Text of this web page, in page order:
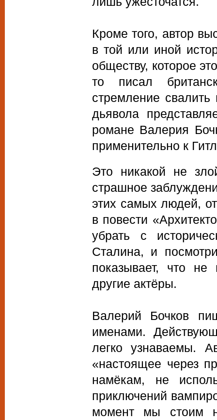
Кроме того, автор
в той или иной
обществу, которое
то писал
стремление
дьявола
романе Валерия
применительно к
Это никакой не
страшное
этих самых людей,
в повести
убрать с
Сталина, и
показывает, что не
другие актёры.
Валерий Бочков
именами.
легко узнаваемы.
«настоящее через
намёкам, не
приключений
момент мы стоим